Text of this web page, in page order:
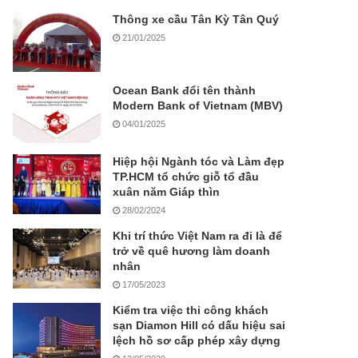
Thông xe cầu Tân Kỳ Tân Quý
21/01/2025
Ocean Bank đổi tên thành
Modern Bank of Vietnam (MBV)
04/01/2025
Hiệp hội Ngành tóc và Làm đẹp
TP.HCM tổ chức giỗ tổ đầu
xuân năm Giáp thìn
28/02/2024
Khi trí thức Việt Nam ra đi là để
trở về quê hương làm doanh
nhân
17/05/2023
Kiểm tra việc thi công khách
sạn Diamon Hill có dấu hiệu sai
lệch hồ sơ cấp phép xây dựng